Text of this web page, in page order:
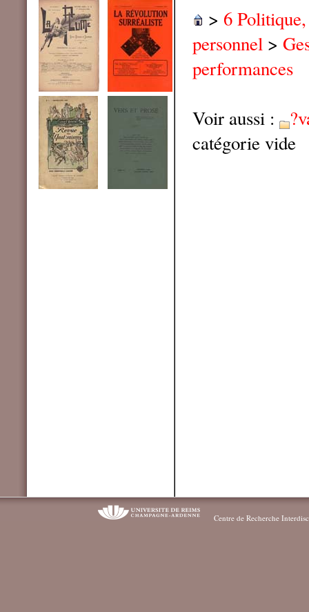
> 6
personnel >
performances
Voir aussi :
catégorie vide
Centre de Recherche